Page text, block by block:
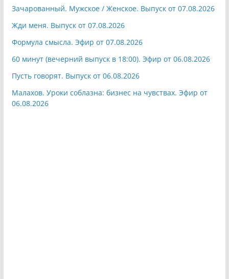
Зачарованный. Мужское / Женское. Выпуск от 07.08.2026
Жди меня. Выпуск от 07.08.2026
Формула смысла. Эфир от 07.08.2026
60 минут (вечерний выпуск в 18:00). Эфир от 06.08.2026
Пусть говорят. Выпуск от 06.08.2026
Малахов. Уроки соблазна: бизнес на чувствах. Эфир от
06.08.2026